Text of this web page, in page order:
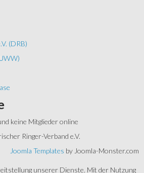
(DRB)
keine Mitglieder online
Ringer-Verband e.V.
Joomla Templates by Joomla-Monster.com
unserer Dienste. Mit der Nutzung